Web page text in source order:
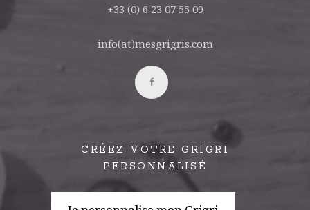
+33 (0) 6 23 07 55 09
info(at)mesgrigris.com
CRÉEZ VOTRE GRIGRI
PERSONNALISÉ